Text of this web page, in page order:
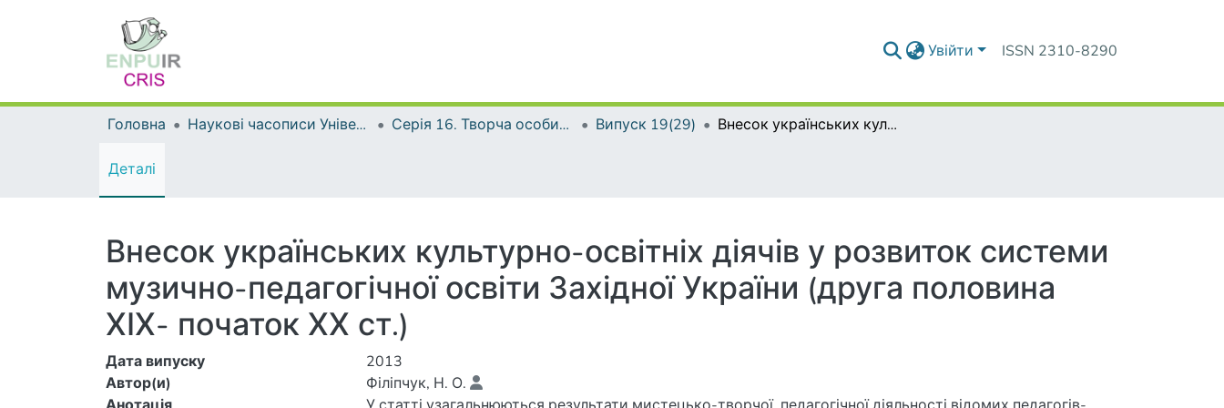
Увійти ISSN 2310-8290
Головна Наукові часописи Університету Серія 16. Творча особистість учителя: проблеми теорії і практики Випуск 19(29) Внесок українських культурно-освітніх діячів у розвиток системи музично-педагогічної освіти Західної України (друга половина ХІХ- початок ХХ ст.)
Деталі
Внесок українських культурно-освітніх діячів у розвиток системи
музично-педагогічної освіти Західної України (друга половина
ХІХ- початок ХХ ст.)
Дата випуску
2013
Автор(и)
Філіпчук, Н. О.